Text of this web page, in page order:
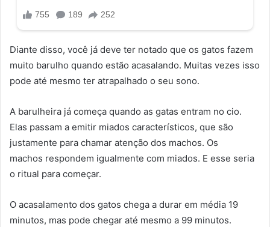
Diante disso, você já deve ter notado que os gatos fazem
muito barulho quando estão acasalando. Muitas vezes isso
pode até mesmo ter atrapalhado o seu sono.
A barulheira já começa quando as gatas entram no cio.
Elas passam a emitir miados característicos, que são
justamente para chamar atenção dos machos. Os
machos respondem igualmente com miados. E esse seria
o ritual para começar.
O acasalamento dos gatos chega a durar em média 19
minutos, mas pode chegar até mesmo a 99 minutos.